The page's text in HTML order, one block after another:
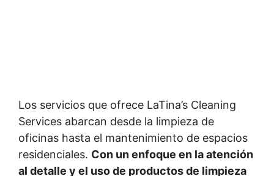
Los servicios que ofrece LaTina’s Cleaning
Services abarcan desde la limpieza de
oficinas hasta el mantenimiento de espacios
residenciales. Con un enfoque en la atención
al detalle y el uso de productos de limpieza